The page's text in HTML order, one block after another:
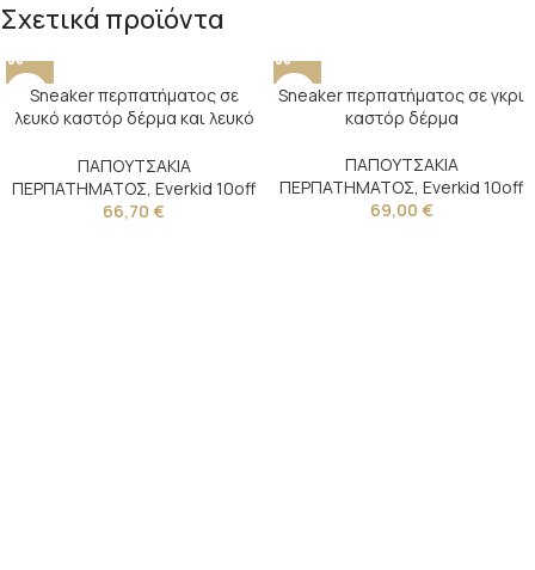
Σχετικά προϊόντα
Sneaker περπατήματος σε
λευκό καστόρ δέρμα και λευκό
ΠΑΠΟΥΤΣΑΚΙΑ
ΠΕΡΠΑΤΗΜΑΤΟΣ, Everkid 10off
66,70 €
Sneaker περπατήματος σε γκρι
καστόρ δέρμα
ΠΑΠΟΥΤΣΑΚΙΑ
ΠΕΡΠΑΤΗΜΑΤΟΣ, Everkid 10off
69,00 €